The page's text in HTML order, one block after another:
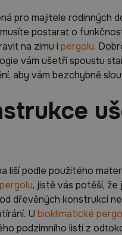
pro majitele rodinných
postarat o
na zimu i pergolu.
vám ušetří spoustu
aby vám bezchybně
liší podle použitého
, jistě vás potěší,
dřevěných konstrukcí
U bioklimatické
podzimního listí z